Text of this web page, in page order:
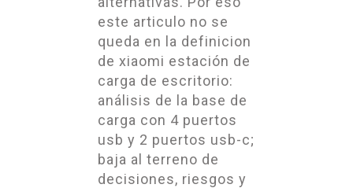
este articulo no se
queda en la definicion
de xiaomi estación de
carga de escritorio:
análisis de la base de
carga con 4 puertos
usb y 2 puertos usb-c;
baja al terreno de
decisiones, riesgos y